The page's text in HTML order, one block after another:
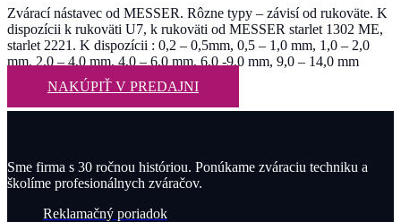
Zvárací nástavec od MESSER. Rôzne typy – závisí od rukoväte. K
dispozícii k rukoväti U7, k rukoväti od MESSER starlet 1302 ME,
starlet 2221. K dispozícii : 0,2 – 0,5mm, 0,5 – 1,0 mm, 1,0 – 2,0
mm, 2,0 – 4,0 mm, 4,0 – 6,0 mm, 6,0 -9,0 mm, 9,0 – 14,0 mm
NAKÚPIŤ V PREDAJNI
Sme firma s 30 ročnou históriou. Ponúkame zváraciu techniku a
školíme profesionálnych zváračov.
Reklamačný poriadok